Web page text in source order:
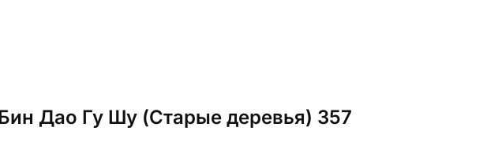
Дао Гу Шу (Старые деревья) 357